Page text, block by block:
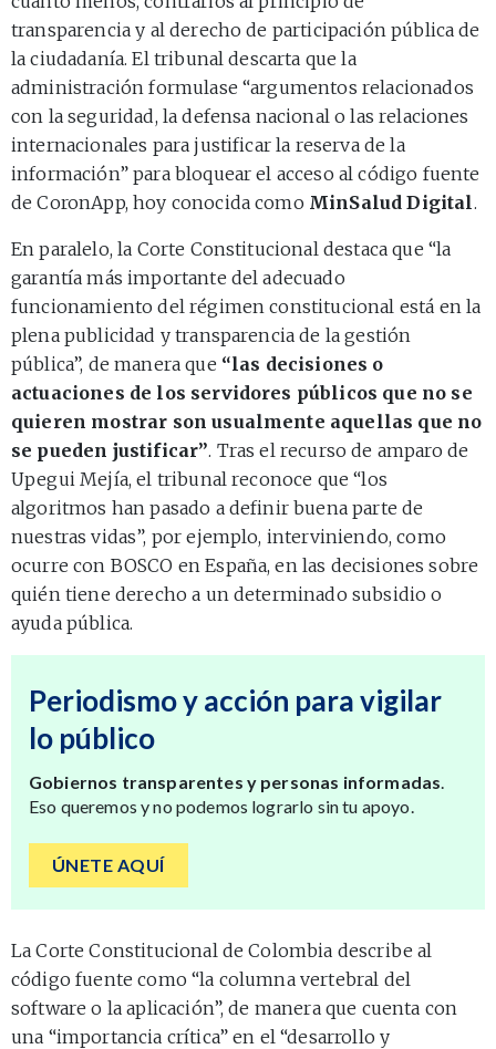
transparencia y al derecho de participación pública de
la ciudadanía. El tribunal descarta que la
administración formulase “argumentos relacionados
con la seguridad, la defensa nacional o las relaciones
internacionales para justificar la reserva de la
información” para bloquear el acceso al código fuente
de CoronApp, hoy conocida como MinSalud Digital.
En paralelo, la Corte Constitucional destaca que “la
garantía más importante del adecuado
funcionamiento del régimen constitucional está en la
plena publicidad y transparencia de la gestión
pública”, de manera que “las decisiones o
actuaciones de los servidores públicos que no se
quieren mostrar son usualmente aquellas que no
se pueden justificar”. Tras el recurso de amparo de
Upegui Mejía, el tribunal reconoce que “los
algoritmos han pasado a definir buena parte de
nuestras vidas”, por ejemplo, interviniendo, como
ocurre con BOSCO en España, en las decisiones sobre
quién tiene derecho a un determinado subsidio o
ayuda pública.
Periodismo y acción para vigilar
lo público
Gobiernos transparentes y personas informadas
Eso queremos y no podemos lograrlo sin tu apoyo.
ÚNETE AQUÍ
La Corte Constitucional de Colombia describe al
código fuente como “la columna vertebral del
software o la aplicación”, de manera que cuenta con
una “importancia crítica” en el “desarrollo y